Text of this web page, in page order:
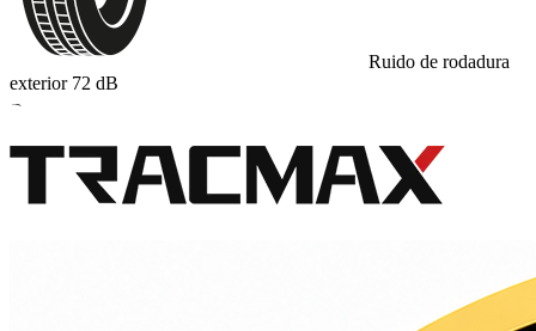
Ruido de rodadura
exterior 72 dB
B